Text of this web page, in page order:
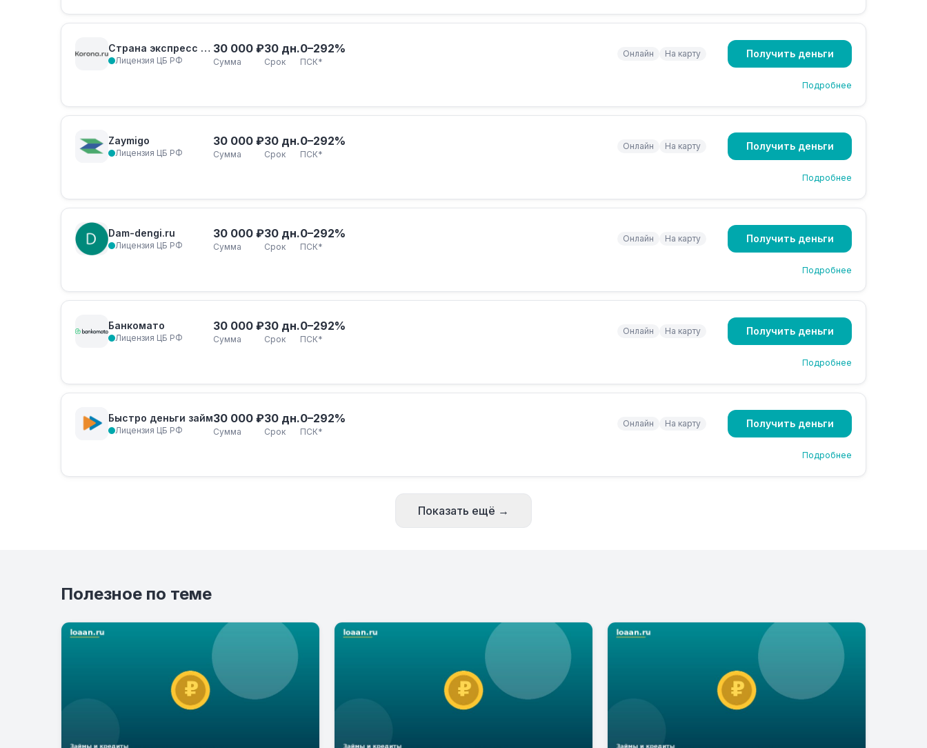
Страна экспресс займ
Лицензия ЦБ РФ
30 000 ₽
Сумма
30 дн.
Срок
0–292%
ПСК*
Онлайн На карту Получить деньги
Подробнее
Zaymigo
Лицензия ЦБ РФ
30 000 ₽
Сумма
30 дн.
Срок
0–292%
ПСК*
Онлайн На карту Получить деньги
Подробнее
Dam-dengi.ru
Лицензия ЦБ РФ
30 000 ₽
Сумма
30 дн.
Срок
0–292%
ПСК*
Онлайн На карту Получить деньги
Подробнее
Банкомато
Лицензия ЦБ РФ
30 000 ₽
Сумма
30 дн.
Срок
0–292%
ПСК*
Онлайн На карту Получить деньги
Подробнее
Быстро деньги займ
Лицензия ЦБ РФ
30 000 ₽
Сумма
30 дн.
Срок
0–292%
ПСК*
Онлайн На карту Получить деньги
Подробнее
Показать ещё →
Полезное по теме